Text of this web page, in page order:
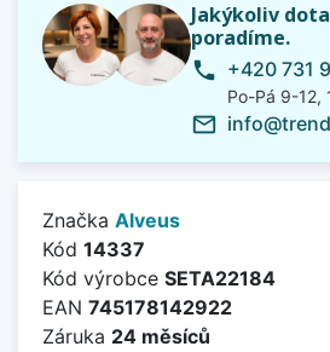
Jakýkoliv
poradíme.
phone +420 731
Po-Pá 9-12,
mail_outline
Značka Alveus
Kód 14337
Kód výrobce SETA22184
EAN 745178142922
Záruka 24 měsíců